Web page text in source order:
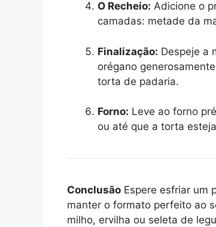
O Recheio: Adicione o
camadas: metade da
Finalização: Despeje a
orégano
torta de padaria.
Forno: Leve ao forno
ou até que a torta
Conclusão Espere esfriar um
manter o formato perfeito ao
milho, ervilha ou seleta de